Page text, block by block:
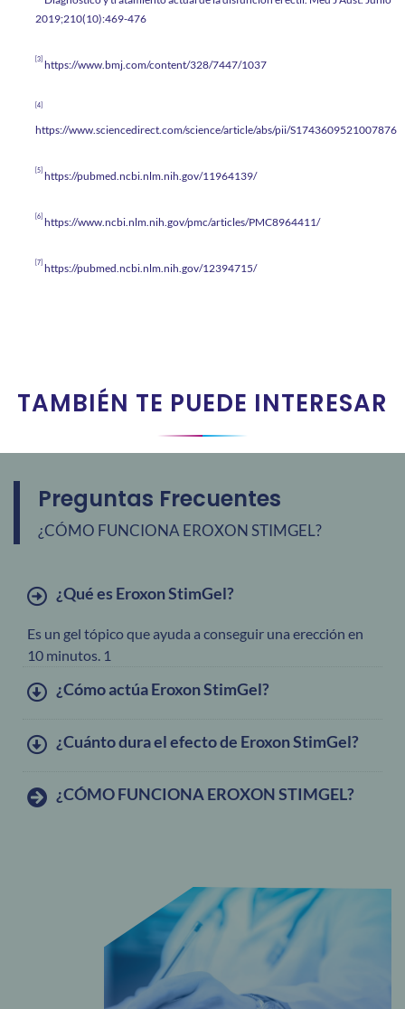
2019;210(10):469-476
[3] https://www.bmj.com/content/328/7447/1037
[4]
https://www.sciencedirect.com/science/article/abs/pii/S1743609521007876
[5] https://pubmed.ncbi.nlm.nih.gov/11964139/
[6] https://www.ncbi.nlm.nih.gov/pmc/articles/PMC8964411/
[7] https://pubmed.ncbi.nlm.nih.gov/12394715/
TAMBIÉN TE PUEDE INTERESAR
Preguntas Frecuentes
¿CÓMO FUNCIONA EROXON STIMGEL?
¿Qué es Eroxon StimGel?
Es un gel tópico que ayuda a conseguir una erección en
10 minutos. 1
¿Cómo actúa Eroxon StimGel?
¿Cuánto dura el efecto de Eroxon StimGel?
¿CÓMO FUNCIONA EROXON STIMGEL?